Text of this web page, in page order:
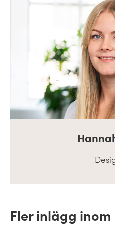
Fler inlägg